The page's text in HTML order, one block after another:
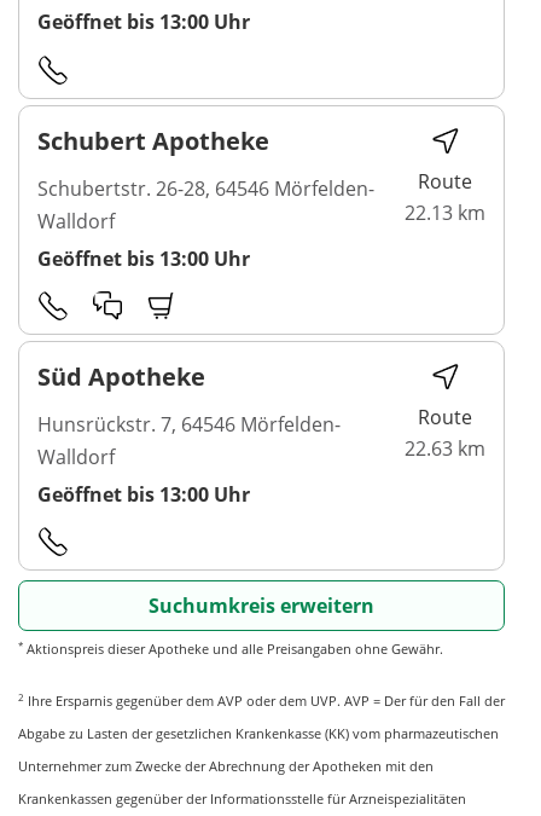
Geöffnet bis 13:00 Uhr
Schubert Apotheke
Schubertstr. 26-28, 64546 Mörfelden-
Walldorf
Geöffnet bis 13:00 Uhr
Route
22.13 km
Süd Apotheke
Hunsrückstr. 7, 64546 Mörfelden-
Walldorf
Geöffnet bis 13:00 Uhr
Route
22.63 km
Suchumkreis erweitern
* Aktionspreis dieser Apotheke und alle Preisangaben ohne Gewähr.
2 Ihre Ersparnis gegenüber dem AVP oder dem UVP. AVP = Der für den Fall der
Abgabe zu Lasten der gesetzlichen Krankenkasse (KK) vom pharmazeutischen
Unternehmer zum Zwecke der Abrechnung der Apotheken mit den
Krankenkassen gegenüber der Informationsstelle für Arzneispezialitäten